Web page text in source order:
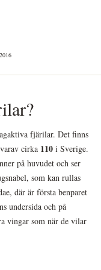
2016
fjärilar. Det finns
cirka 110 i Sverige.
på huvudet och ser
som kan rullas
där är första benparet
undersida och på
vingar som när de vilar